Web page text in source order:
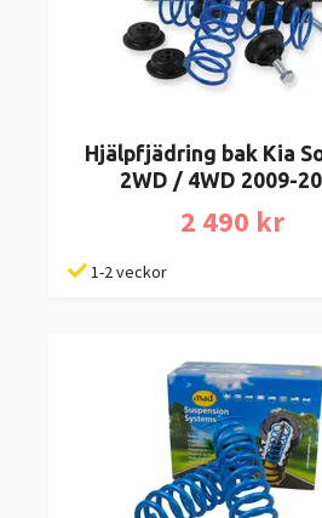
Hjälpfjädring bak Kia
2WD / 4WD 2009-
2 490 kr
1-2 veckor